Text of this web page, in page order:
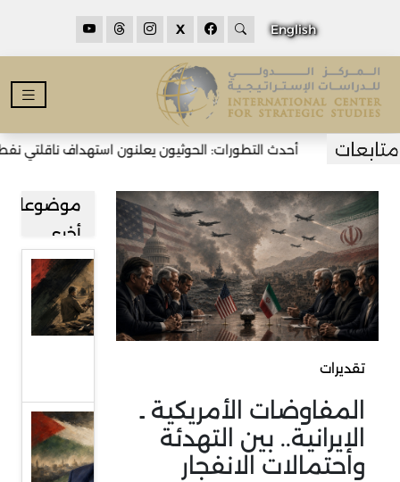
English
X
أحدث التطورات: الحوثيون يعلنون استهداف ناقلتي نفط
تقديرات
المفاوضات الأمريكية ـ
الإيرانية.. بين التهدئة
واحتمالات الانفجار
موضوعات
أخرى
العراق..
بين
مشروعي
دلالات
انتخاب